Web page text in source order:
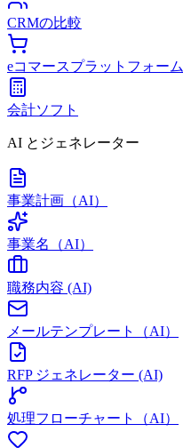
CRMの比較
eコマースプラットフォーム
会計ソフト
AI とジェネレーター
事業計画（AI）
事業名（AI）
職務内容 (AI)
メールテンプレート（AI）
RFP ジェネレーター (AI)
処理フローチャート（AI）